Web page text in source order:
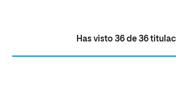
Has visto 36de 36